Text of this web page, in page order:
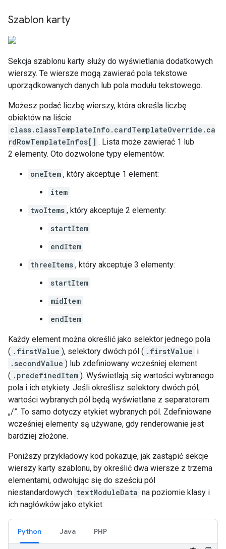
Szablon karty
Sekcja szablonu karty służy do wyświetlania dodatkowych
wierszy. Te wiersze mogą zawierać pola tekstowe
uporządkowanych danych lub pola modułu tekstowego.
Możesz podać liczbę wierszy, która określa liczbę
obiektów na liście
class.classTemplateInfo.cardTemplateOverride.ca
rdRowTemplateInfos[] . Lista może zawierać 1 lub
2 elementy. Oto dozwolone typy elementów:
oneItem , który akceptuje 1 element:
item
twoItems , który akceptuje 2 elementy:
startItem
endItem
threeItems , który akceptuje 3 elementy:
startItem
midItem
endItem
Każdy element można określić jako selektor jednego pola
( .firstValue ), selektory dwóch pól ( .firstValue i
.secondValue ) lub zdefiniowany wcześniej element
( .predefinedItem ). Wyświetlają się wartości wybranego
pola i ich etykiety. Jeśli określisz selektory dwóch pól,
wartości wybranych pól będą wyświetlane z separatorem
„/”. To samo dotyczy etykiet wybranych pól. Zdefiniowane
wcześniej elementy są używane, gdy renderowanie jest
bardziej złożone.
Poniższy przykładowy kod pokazuje, jak zastąpić sekcje
wierszy karty szablonu, by określić dwa wiersze z trzema
elementami, odwołując się do sześciu pól
niestandardowych textModuleData na poziomie klasy i
ich nagłówków jako etykiet:
Python Java PHP